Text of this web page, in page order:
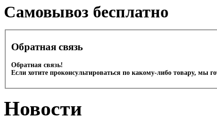
Cамовывоз бесплатно
Обратная связь
Обратная связь!
Если хотите проконсультироваться по какому-либо товару, мы
Новости